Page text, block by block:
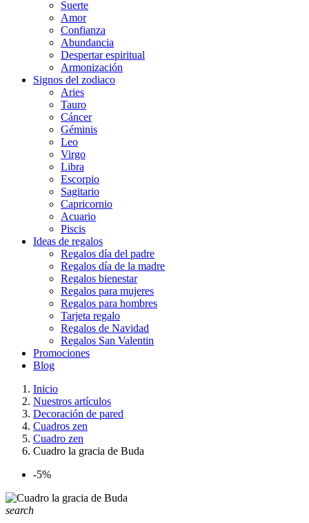
Suerte
Amor
Confianza
Abundancia
Despertar espiritual
Armonización
Signos del zodiaco
Aries
Tauro
Cáncer
Géminis
Leo
Virgo
Libra
Escorpio
Sagitario
Capricornio
Acuario
Piscis
Ideas de regalos
Regalos día del padre
Regalos día de la madre
Regalos bienestar
Regalos para mujeres
Regalos para hombres
Tarjeta regalo
Regalos de Navidad
Regalos San Valentin
Promociones
Blog
Inicio
Nuestros artículos
Decoración de pared
Cuadros zen
Cuadro zen
Cuadro la gracia de Buda
-5%
search